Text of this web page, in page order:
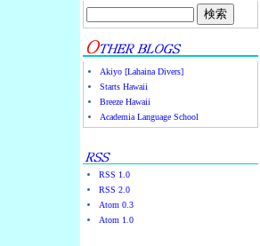
Akiyo [Lahaina Divers]
Starts Hawaii
Breeze Hawaii
Academia Language School
RSS 1.0
RSS 2.0
Atom 0.3
Atom 1.0